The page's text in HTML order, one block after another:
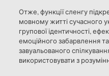
Отже, функції сленгу
мовному житті сучасного
групової ідентичності,
емоційного забарвлення та
завуальованого
використовувати з